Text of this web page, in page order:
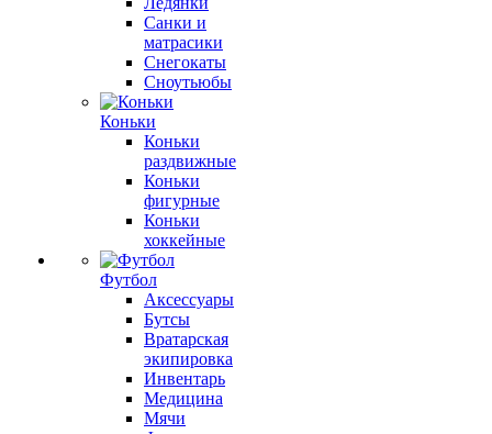
Санки и
матрасики
Снегокаты
Сноутьюбы
Коньки
Коньки
раздвижные
Коньки
фигурные
Коньки
хоккейные
Футбол
Аксессуары
Бутсы
Вратарская
экипировка
Инвентарь
Медицина
Мячи